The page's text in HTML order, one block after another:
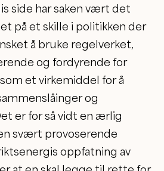
side har saken vært det
på et skille i politikken der
å bruke regelverket,
og fordyrende for
et virkemiddel for å
og
er for så vidt en ærlig
svært provoserende
oppfatning av